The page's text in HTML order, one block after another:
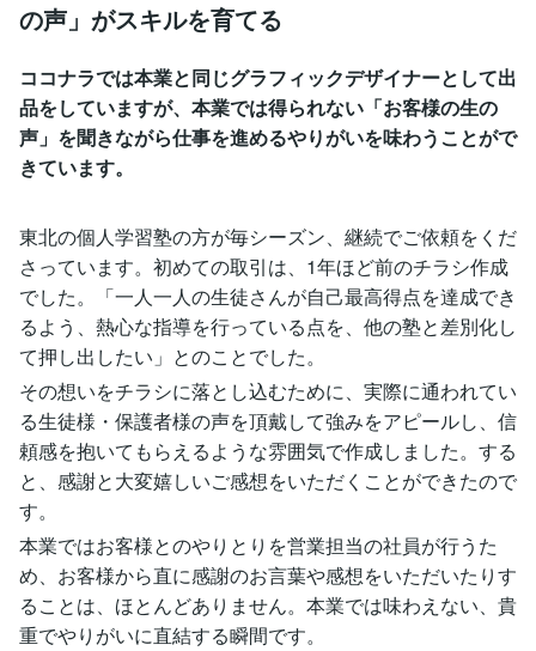
の声」がスキルを育てる
ココナラでは本業と同じグラフィックデザイナーとして出
品をしていますが、本業では得られない「お客様の生の
声」を聞きながら仕事を進めるやりがいを味わうことがで
きています。
東北の個人学習塾の方が毎シーズン、継続でご依頼をくだ
さっています。初めての取引は、1年ほど前のチラシ作成
でした。「一人一人の生徒さんが自己最高得点を達成でき
るよう、熱心な指導を行っている点を、他の塾と差別化し
て押し出したい」とのことでした。
その想いをチラシに落とし込むために、実際に通われてい
る生徒様・保護者様の声を頂戴して強みをアピールし、信
頼感を抱いてもらえるような雰囲気で作成しました。する
と、感謝と大変嬉しいご感想をいただくことができたので
す。
本業ではお客様とのやりとりを営業担当の社員が行うた
め、お客様から直に感謝のお言葉や感想をいただいたりす
ることは、ほとんどありません。本業では味わえない、貴
重でやりがいに直結する瞬間です。